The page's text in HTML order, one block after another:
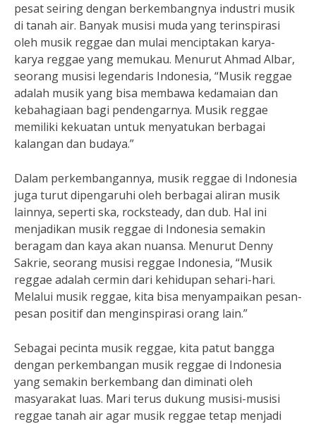
pesat seiring dengan berkembangnya industri musik
di tanah air. Banyak musisi muda yang terinspirasi
oleh musik reggae dan mulai menciptakan karya-
karya reggae yang memukau. Menurut Ahmad Albar,
seorang musisi legendaris Indonesia, “Musik reggae
adalah musik yang bisa membawa kedamaian dan
kebahagiaan bagi pendengarnya. Musik reggae
memiliki kekuatan untuk menyatukan berbagai
kalangan dan budaya.”
Dalam perkembangannya, musik reggae di Indonesia
juga turut dipengaruhi oleh berbagai aliran musik
lainnya, seperti ska, rocksteady, dan dub. Hal ini
menjadikan musik reggae di Indonesia semakin
beragam dan kaya akan nuansa. Menurut Denny
Sakrie, seorang musisi reggae Indonesia, “Musik
reggae adalah cermin dari kehidupan sehari-hari.
Melalui musik reggae, kita bisa menyampaikan pesan-
pesan positif dan menginspirasi orang lain.”
Sebagai pecinta musik reggae, kita patut bangga
dengan perkembangan musik reggae di Indonesia
yang semakin berkembang dan diminati oleh
masyarakat luas. Mari terus dukung musisi-musisi
reggae tanah air agar musik reggae tetap menjadi